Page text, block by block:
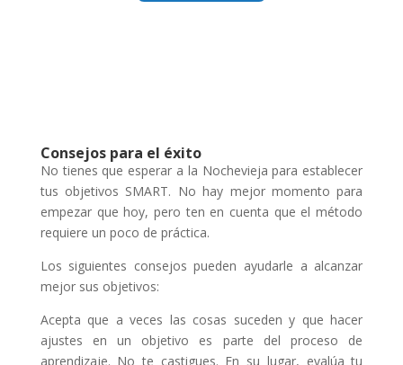
Consejos para el éxito
No tienes que esperar a la Nochevieja para establecer
tus objetivos SMART. No hay mejor momento para
empezar que hoy, pero ten en cuenta que el método
requiere un poco de práctica.
Los siguientes consejos pueden ayudarle a alcanzar
mejor sus objetivos:
Acepta que a veces las cosas suceden y que hacer
ajustes en un objetivo es parte del proceso de
aprendizaje. No te castigues. En su lugar, evalúa tu